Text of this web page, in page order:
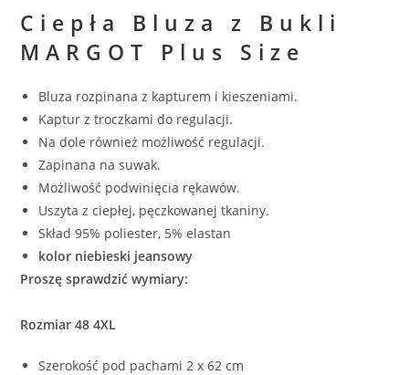
Ciepła Bluza z Bukli
MARGOT Plus Size
Bluza rozpinana z kapturem i kieszeniami.
Kaptur z troczkami do regulacji.
Na dole również możliwość regulacji.
Zapinana na suwak.
Możliwość podwinięcia rękawów.
Uszyta z ciepłej, pęczkowanej tkaniny.
Skład 95% poliester, 5% elastan
kolor niebieski jeansowy
Proszę sprawdzić wymiary:
Rozmiar 48 4XL
Szerokość pod pachami 2 x 62 cm